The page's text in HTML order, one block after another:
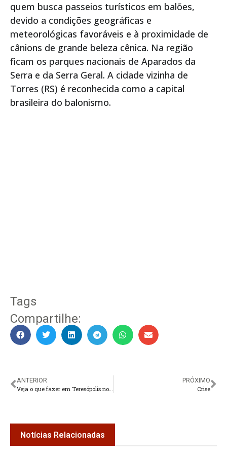
quem busca passeios turísticos em balões,
devido a condições geográficas e
meteorológicas favoráveis e à proximidade de
cânions de grande beleza cênica. Na região
ficam os parques nacionais de Aparados da
Serra e da Serra Geral. A cidade vizinha de
Torres (RS) é reconhecida como a capital
brasileira do balonismo.
Tags
Compartilhe:
ANTERIOR
Veja o que fazer em Teresópolis no feriado de Corpus Christi
PRÓXIMO
Crise
Notícias Relacionadas